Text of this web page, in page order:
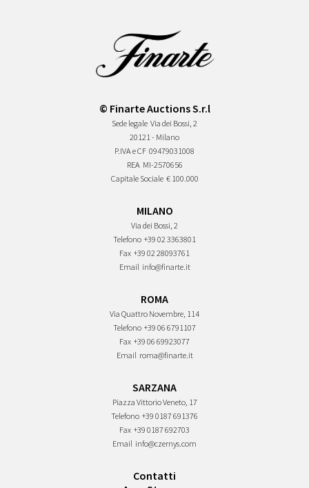
© Finarte Auctions S.r.l
Sede legale Via dei Bossi, 2
20121 - Milano
P.IVA e CF 09479031008
REA MI-2570656
Capitale Sociale € 100.000
MILANO
Via dei Bossi, 2
Telefono +39 02 3363801
Fax +39 02 28093761
Email info@finarte.it
ROMA
Via Quattro Novembre, 114
Telefono +39 06 6791107
Fax +39 06 69923077
Email roma@finarte.it
SARZANA
Piazza Vittorio Veneto, 17
Telefono +39 0187 691376
Fax +39 0187 692703
Email info@czernys.com
Contatti